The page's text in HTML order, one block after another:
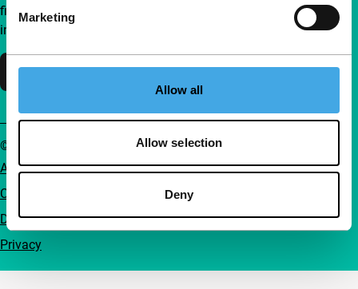
Marketing
Allow all
Allow selection
Deny
filmliefhebbers. Maak onafhankelijke film, nieuwe
inzichten en inspiratie bereikbaar voor iedereen.
Steun IFFR
Algemene voorwaarden
Cookiebeleid
Disclaimer
Privacy
© IFFR 2026